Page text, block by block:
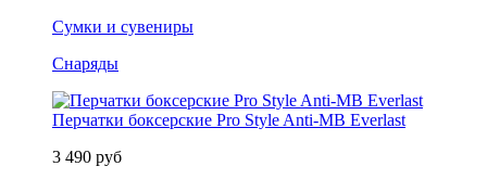
Сумки и сувениры
Снаряды
Перчатки боксерские Pro Style Anti-MB Everlast
3 490 руб